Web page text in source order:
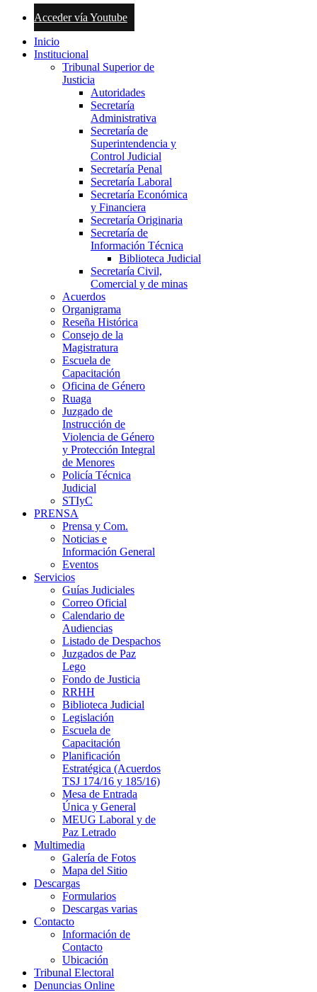
Acceder vía Youtube
Inicio
Institucional
Tribunal Superior de
Justicia
Autoridades
Secretaría
Administrativa
Secretaría de
Superintendencia y
Control Judicial
Secretaría Penal
Secretaría Laboral
Secretaría Económica
y Financiera
Secretaría Originaria
Secretaría de
Información Técnica
Biblioteca Judicial
Secretaría Civil,
Comercial y de minas
Acuerdos
Organigrama
Reseña Histórica
Consejo de la
Magistratura
Escuela de
Capacitación
Oficina de Género
Ruaga
Juzgado de
Instrucción de
Violencia de Género
y Protección Integral
de Menores
Policía Técnica
Judicial
STIyC
PRENSA
Prensa y Com.
Noticias e
Información General
Eventos
Servicios
Guías Judiciales
Correo Oficial
Calendario de
Audiencias
Listado de Despachos
Juzgados de Paz
Lego
Fondo de Justicia
RRHH
Biblioteca Judicial
Legislación
Escuela de
Capacitación
Planificación
Estratégica (Acuerdos
TSJ 174/16 y 185/16)
Mesa de Entrada
Única y General
MEUG Laboral y de
Paz Letrado
Multimedia
Galería de Fotos
Mapa del Sitio
Descargas
Formularios
Descargas varias
Contacto
Información de
Contacto
Ubicación
Tribunal Electoral
Denuncias Online